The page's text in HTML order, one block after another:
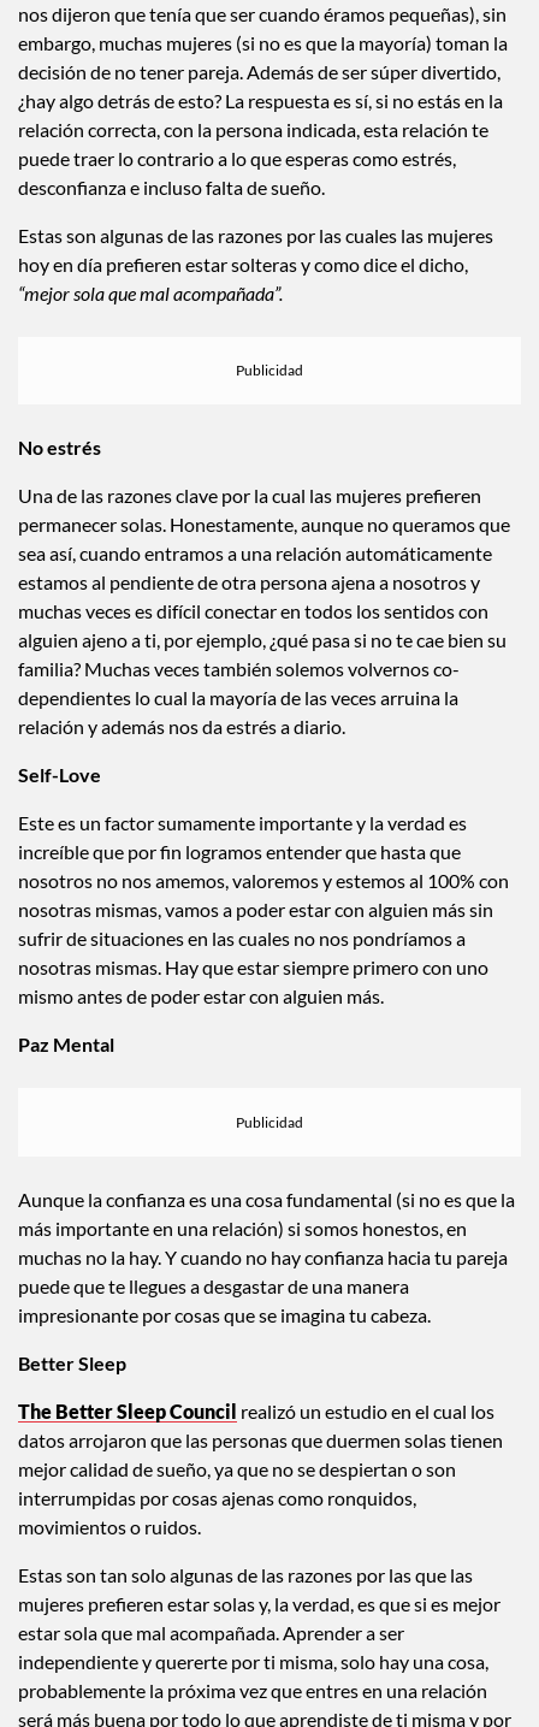
Una pareja es parte clave de nuestras vidas (o más bien así
nos dijeron que tenía que ser cuando éramos pequeñas), sin
embargo, muchas mujeres (si no es que la mayoría) toman la
decisión de no tener pareja. Además de ser súper divertido,
¿hay algo detrás de esto? La respuesta es sí, si no estás en la
relación correcta, con la persona indicada, esta relación te
puede traer lo contrario a lo que esperas como estrés,
Estas son algunas de las razones por las cuales las mujeres
hoy en día prefieren estar solteras y como dice el dicho,
Una de las razones clave por la cual las mujeres prefieren
permanecer solas. Honestamente, aunque no queramos que
sea así, cuando entramos a una relación automáticamente
estamos al pendiente de otra persona ajena a nosotros y
muchas veces es difícil conectar en todos los sentidos con
alguien ajeno a ti, por ejemplo, ¿qué pasa si no te cae bien su
familia? Muchas veces también solemos volvernos co-
dependientes lo cual la mayoría de las veces arruina la
Este es un factor sumamente importante y la verdad es
increíble que por fin logramos entender que hasta que
nosotros no nos amemos, valoremos y estemos al 100% con
nosotras mismas, vamos a poder estar con alguien más sin
sufrir de situaciones en las cuales no nos pondríamos a
nosotras mismas. Hay que estar siempre primero con uno
Aunque la confianza es una cosa fundamental (si no es que la
más importante en una relación) si somos honestos, en
muchas no la hay. Y cuando no hay confianza hacia tu pareja
puede que te llegues a desgastar de una manera
The Better Sleep Councilrealizó un estudio en el cual los
datos arrojaron que las personas que duermen solas tienen
mejor calidad de sueño, ya que no se despiertan o son
interrumpidas por cosas ajenas como ronquidos,
Estas son tan solo algunas de las razones por las que las
mujeres prefieren estar solas y, la verdad, es que si es mejor
estar sola que mal acompañada. Aprender a ser
independiente y quererte por ti misma, solo hay una cosa,
probablemente la próxima vez que entres en una relación